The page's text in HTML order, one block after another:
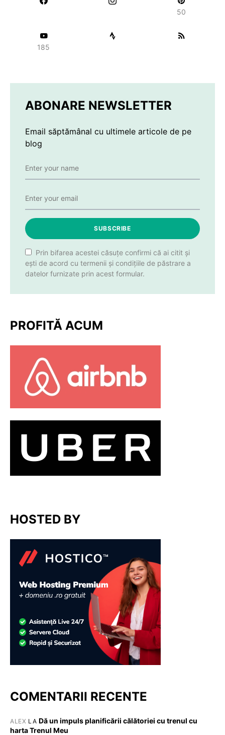
50
185
ABONARE NEWSLETTER
Email săptămânal cu ultimele articole de pe
blog
SUBSCRIBE
Prin bifarea acestei căsuțe confirmi că ai citit și
ești de acord cu termenii și condițiile de păstrare a
datelor furnizate prin acest formular.
PROFITĂ ACUM
HOSTED BY
COMENTARII RECENTE
ALEX LA Dă un impuls planificării călătoriei cu trenul cu
harta Trenul Meu